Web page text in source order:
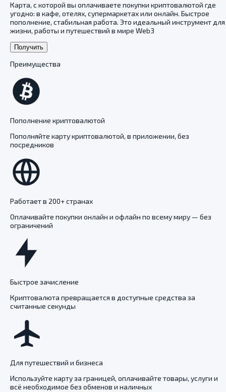
Карта, с которой вы оплачиваете покупки криптовалютой где
угодно: в кафе, отелях, супермаркетах или онлайн. Быстрое
пополнение, стабильная работа. Это идеальный инструмент для
жизни, работы и путешествий в мире Web3
Получить
Преимущества
Пополнение криптовалютой
Пополняйте карту криптовалютой, в приложении, без
посредников
Работает в 200+ странах
Оплачивайте покупки онлайн и офлайн по всему миру — без
ограничений
Быстрое зачисление
Криптовалюта превращается в доступные средства за
считанные секунды
Для путешествий и бизнеса
Используйте карту за границей, оплачивайте товары, услуги и
всё необходимое без обменов и наличных